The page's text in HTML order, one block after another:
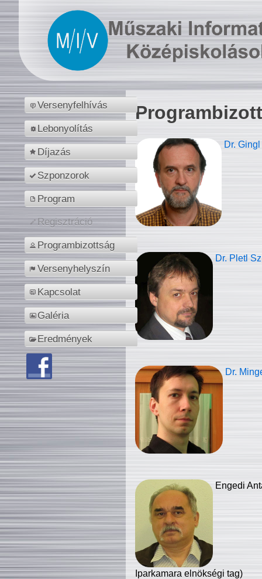
Versenyfelhívás
Lebonyolítás
Díjazás
Szponzorok
Program
Regisztráció
Programbizottság
Versenyhelyszín
Kapcsolat
Galéria
Eredmények
Dr.
Dr. Pletl
Dr.
Engedi
Iparkamara elnökségi tag)